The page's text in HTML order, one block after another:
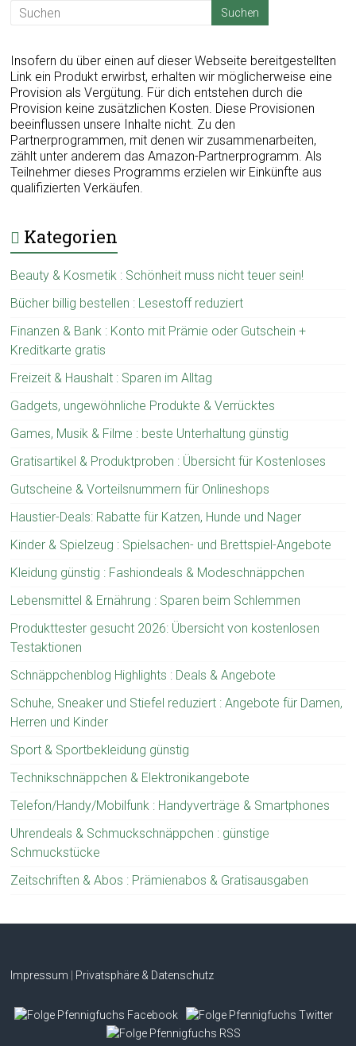
Insofern du über einen auf dieser Webseite bereitgestellten
Link ein Produkt erwirbst, erhalten wir möglicherweise eine
Provision als Vergütung. Für dich entstehen durch die
Provision keine zusätzlichen Kosten. Diese Provisionen
beeinflussen unsere Inhalte nicht. Zu den
Partnerprogrammen, mit denen wir zusammenarbeiten,
zählt unter anderem das Amazon-Partnerprogramm. Als
Teilnehmer dieses Programms erzielen wir Einkünfte aus
qualifizierten Verkäufen.
Kategorien
Beauty & Kosmetik : Schönheit muss nicht teuer sein!
Bücher billig bestellen : Lesestoff reduziert
Finanzen & Bank : Konto mit Prämie oder Gutschein +
Kreditkarte gratis
Freizeit & Haushalt : Sparen im Alltag
Gadgets, ungewöhnliche Produkte & Verrücktes
Games, Musik & Filme : beste Unterhaltung günstig
Gratisartikel & Produktproben : Übersicht für Kostenloses
Gutscheine & Vorteilsnummern für Onlineshops
Haustier-Deals: Rabatte für Katzen, Hunde und Nager
Kinder & Spielzeug : Spielsachen- und Brettspiel-Angebote
Kleidung günstig : Fashiondeals & Modeschnäppchen
Lebensmittel & Ernährung : Sparen beim Schlemmen
Produkttester gesucht 2026: Übersicht von kostenlosen
Testaktionen
Schnäppchenblog Highlights : Deals & Angebote
Schuhe, Sneaker und Stiefel reduziert : Angebote für Damen,
Herren und Kinder
Sport & Sportbekleidung günstig
Technikschnäppchen & Elektronikangebote
Telefon/Handy/Mobilfunk : Handyverträge & Smartphones
Uhrendeals & Schmuckschnäppchen : günstige
Schmuckstücke
Zeitschriften & Abos : Prämienabos & Gratisausgaben
Impressum Privatsphäre & Datenschutz